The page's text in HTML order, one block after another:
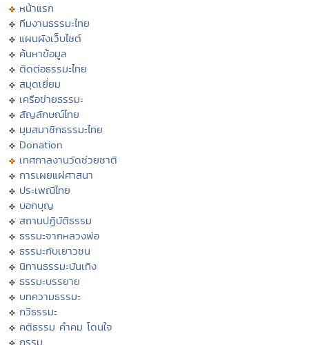
หน้าแรก
ทีมงานธรรมะไทย
แผนผังเว็บไซต์
ค้นหาข้อมูล
ติดต่อธรรมะไทย
สมุดเยี่ยม
เครือข่ายธรรมะ
สัญลักษณ์ไทย
มุมสมาชิกธรรมะไทย
Donation
เทศกาลงานวัดช่วยชาติ
การเผยแผ่ศาสนา
ประเพณีไทย
บอกบุญ
สถานปฏิบัติธรรม
ธรรมะจากหลวงพ่อ
ธรรมะกับเยาวชน
นิทานธรรมะบันเทิง
ธรรมะบรรยาย
บทความธรรมะ
กวีธรรมะ
คติธรรม คำคม โดนใจ
กรรม